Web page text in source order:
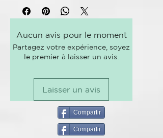
suavidad y acondicionamiento a
(cabellos grasos con puntas
secas). Ayuda al crecimiento del
cabello, repara los daños del
protege contra los procesos
oxidativos y le da más brillo, sin
dejarlo pesado. Contiene extracto
de ginseng, aceite esencial de
hierba de limón, además de
ingredientes altamente
Aucun avis pour le moment
Partagez votre expérience, soyez
le premier à laisser un avis.
Laisser un avis
Compartir
Compartir